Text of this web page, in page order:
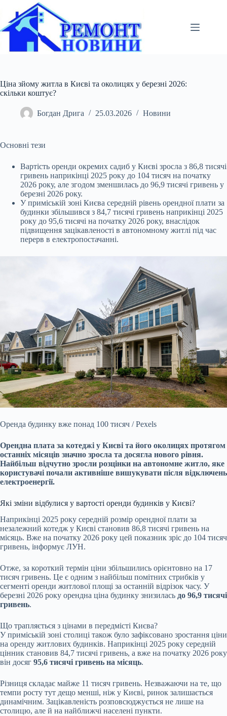
вмісту
Ціна зйому житла в Києві та околицях у березні 2026:
скільки коштує?
Богдан Дрига 25.03.2026 Новини
Основні тези
Вартість оренди окремих садиб у Києві зросла з 86,8 тисячі
гривень наприкінці 2025 року до 104 тисяч на початку
2026 року, але згодом зменшилась до 96,9 тисячі гривень у
березні 2026 року.
У приміській зоні Києва середній рівень орендної плати за
будинки збільшився з 84,7 тисячі гривень наприкінці 2025
року до 95,6 тисячі на початку 2026 року, внаслідок
підвищення зацікавленості в автономному житлі під час
перерв в електропостачанні.
Оренда будинку вже понад 100 тисяч / Pexels
Орендна плата за котеджі у Києві та його околицях протягом
останніх місяців значно зросла та досягла нового рівня.
Найбільш відчутно зросли розцінки на автономне житло, яке
користувачі почали активніше вишукувати після відключень
електроенергії.
Які зміни відбулися у вартості оренди будинків у Києві?
Наприкінці 2025 року середній розмір орендної плати за
незалежний котедж у Києві становив 86,8 тисячі гривень на
місяць. Вже на початку 2026 року цей показник зріс до 104 тисяч
гривень, інформує ЛУН.
Отже, за короткий термін ціни збільшились орієнтовно на 17
тисяч гривень. Це є одним з найбільш помітних стрибків у
сегменті оренди житлової площі за останній відрізок часу. У
березні 2026 року орендна ціна будинку знизилась до 96,9 тисячі
гривень.
Що трапляється з цінами в передмісті Києва?
У приміській зоні столиці також було зафіксовано зростання ціни
на оренду житлових будинків. Наприкінці 2025 року середній
цінник становив 84,7 тисячі гривень, а вже на початку 2026 року
він досяг 95,6 тисячі гривень на місяць.
Різниця складає майже 11 тисяч гривень. Незважаючи на те, що
темпи росту тут дещо менші, ніж у Києві, ринок залишається
динамічним. Зацікавленість розповсюджується не лише на
столицю, але й на найближчі населені пункти.